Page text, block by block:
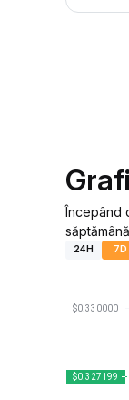
Începând
24H 7D